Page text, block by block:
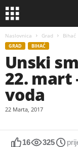
Naslovnica Grad Bihać
GRAD BIHAĆ
Unski
22. mart
voda
22 Marta, 2017
16 325